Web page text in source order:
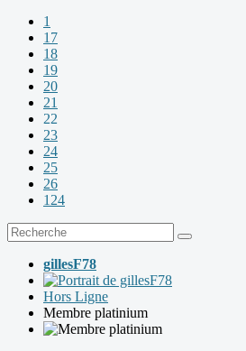
1
17
18
19
20
21
22
23
24
25
26
124
gillesF78
Hors Ligne
Membre platinium